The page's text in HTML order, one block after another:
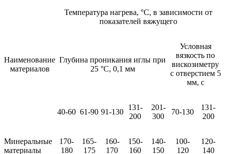
Наименование
материалов
Температура нагрева, °С, в зависимости от
показателей вяжущего
Глубина проникания иглы при
25 °С, 0,1 мм
Условная
вязкость по
вискозиметру
с отверстием 5
мм, с
40-60 61-90 91-130
131-
200
201-
300
70-130
131-
200
Минеральные
материалы
170-
180
165-
175
160-
170
150-
160
140-
150
100-
120
120-
140